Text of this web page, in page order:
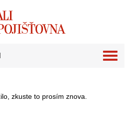
zkuste to prosím znova.